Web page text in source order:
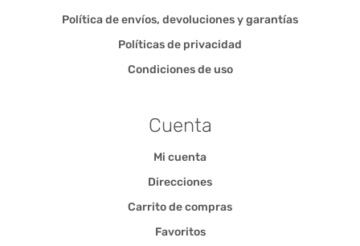
Política de envíos, devoluciones y garantías
Políticas de privacidad
Condiciones de uso
Cuenta
Mi cuenta
Direcciones
Carrito de compras
Favoritos